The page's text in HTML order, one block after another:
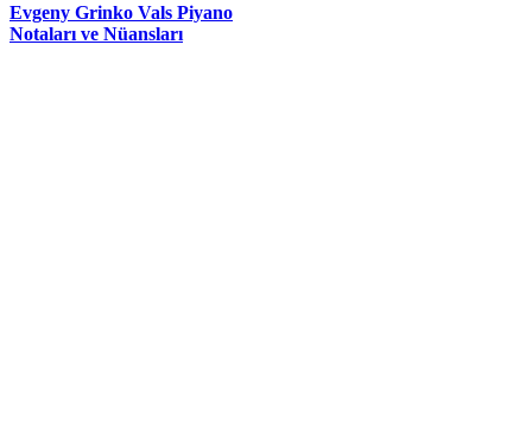
Evgeny Grinko Vals Piyano
Notaları ve Nüansları